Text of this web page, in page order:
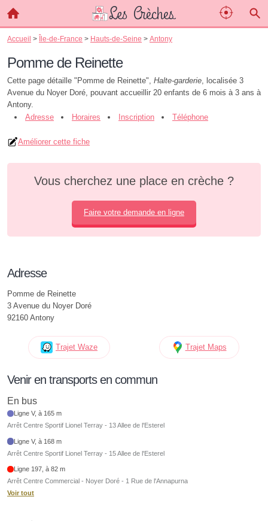
Accueil > Île-de-France > Hauts-de-Seine > Antony
Pomme de Reinette
Cette page détaille "Pomme de Reinette", Halte-garderie, localisée 3
Avenue du Noyer Doré, pouvant accueillir 20 enfants de 6 mois à 3 ans à
Antony.
Adresse
Horaires Inscription Téléphone
Améliorer cette fiche
Vous cherchez une place en crèche ?
Faire votre demande en ligne
Adresse
Pomme de Reinette
3 Avenue du Noyer Doré
92160 Antony
Trajet Waze Trajet Maps
Venir en transports en commun
En bus
Ligne V, à 165 m
Arrêt Centre Sportif Lionel Terray - 13 Allee de l'Esterel
Ligne V, à 168 m
Arrêt Centre Sportif Lionel Terray - 15 Allee de l'Esterel
Ligne 197, à 82 m
Arrêt Centre Commercial - Noyer Doré - 1 Rue de l'Annapurna
Voir tout